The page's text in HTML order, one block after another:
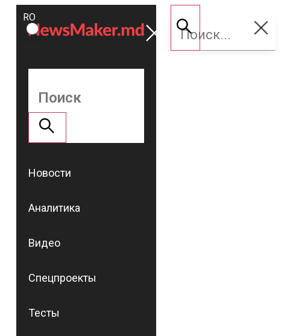
ROMÂNĂ
RU
Поддержать
NM
Новости
Аналитика
Видео
Спецпроекты
Тесты